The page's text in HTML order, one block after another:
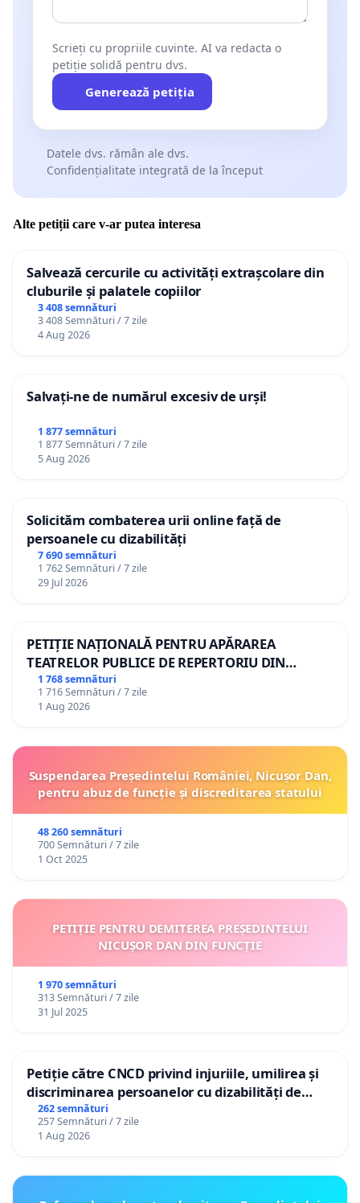
Scrieți cu propriile cuvinte. AI va redacta o
petiție solidă pentru dvs.
Generează petiția
Datele dvs. rămân ale dvs.
Confidențialitate integrată de la început
Alte petiții care v-ar putea interesa
Salvează cercurile cu activități extrașcolare din
cluburile și palatele copiilor
3 408 semnături
3 408 Semnături / 7 zile
4 Aug 2026
Salvați-ne de numărul excesiv de urși!
1 877 semnături
1 877 Semnături / 7 zile
5 Aug 2026
Solicităm combaterea urii online față de
persoanele cu dizabilități
7 690 semnături
1 762 Semnături / 7 zile
29 Jul 2026
PETIȚIE NAȚIONALĂ PENTRU APĂRAREA
TEATRELOR PUBLICE DE REPERTORIU DIN
ROMÂNIA
1 768 semnături
1 716 Semnături / 7 zile
1 Aug 2026
Suspendarea Președintelui României, Nicușor Dan,
pentru abuz de funcție și discreditarea statului
48 260 semnături
700 Semnături / 7 zile
1 Oct 2025
PETIȚIE PENTRU DEMITEREA PREȘEDINTELUI
NICUȘOR DAN DIN FUNCȚIE
1 970 semnături
313 Semnături / 7 zile
31 Jul 2025
Petiție către CNCD privind injuriile, umilirea și
discriminarea persoanelor cu dizabilități de
către utilizatorul TikTok „Gorici”
262 semnături
257 Semnături / 7 zile
1 Aug 2026